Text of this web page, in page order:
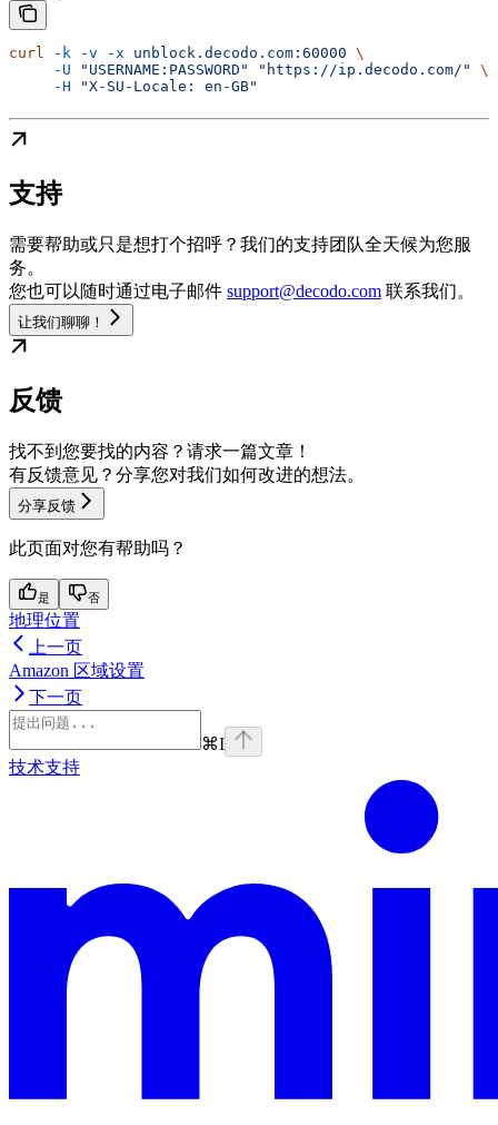
curl -k -v -x unblock.decodo.com:60000 \
     -U
"USERNAME:PASSWORD" "https://ip.decodo.com/"
\
     -H
"X-SU-Locale: en-GB"
支持
需要帮助或只是想打个招呼？我们的支持团队全天候为您服
务。
您也可以随时通过电子邮件 support@decodo.com 联系我们。
让我们聊聊！
反馈
找不到您要找的内容？请求一篇文章！
有反馈意见？分享您对我们如何改进的想法。
分享反馈
此页面对您有帮助吗？
是 否
地理位置
上一页
Amazon 区域设置
下一页
⌘I
技术支持